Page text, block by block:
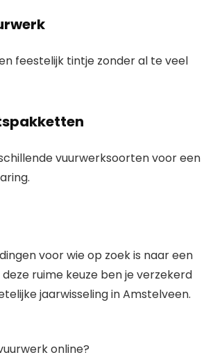
feestelijk tintje zonder al te veel
vuurwerksoorten voor een
voor wie op zoek is naar een
ruime keuze ben je verzekerd
jaarwisseling in Amstelveen.